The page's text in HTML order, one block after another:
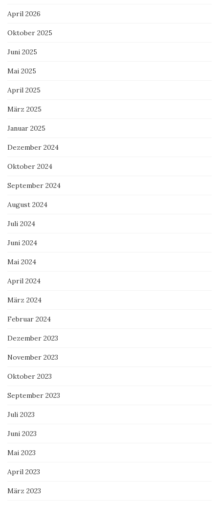
April 2026
Oktober 2025
Juni 2025
Mai 2025
April 2025
März 2025
Januar 2025
Dezember 2024
Oktober 2024
September 2024
August 2024
Juli 2024
Juni 2024
Mai 2024
April 2024
März 2024
Februar 2024
Dezember 2023
November 2023
Oktober 2023
September 2023
Juli 2023
Juni 2023
Mai 2023
April 2023
März 2023